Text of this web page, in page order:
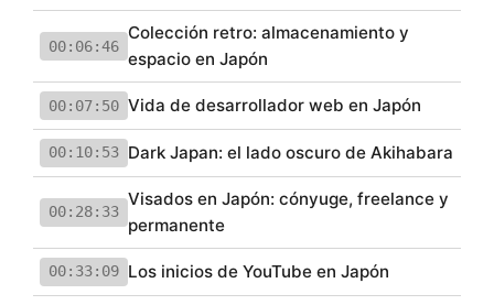
00:06:46
Colección retro: almacenamiento y
espacio en Japón
00:07:50 Vida de desarrollador web en Japón
00:10:53 Dark Japan: el lado oscuro de Akihabara
00:28:33
Visados en Japón: cónyuge, freelance y
permanente
00:33:09 Los inicios de YouTube en Japón